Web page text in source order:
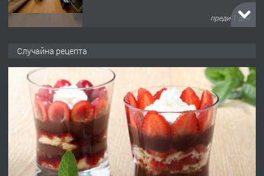
ХАСКОВО
преди 2 дни
ПРЕДЛАГА Давам гараж под наем
преди 2 дни
Случайна рецепта